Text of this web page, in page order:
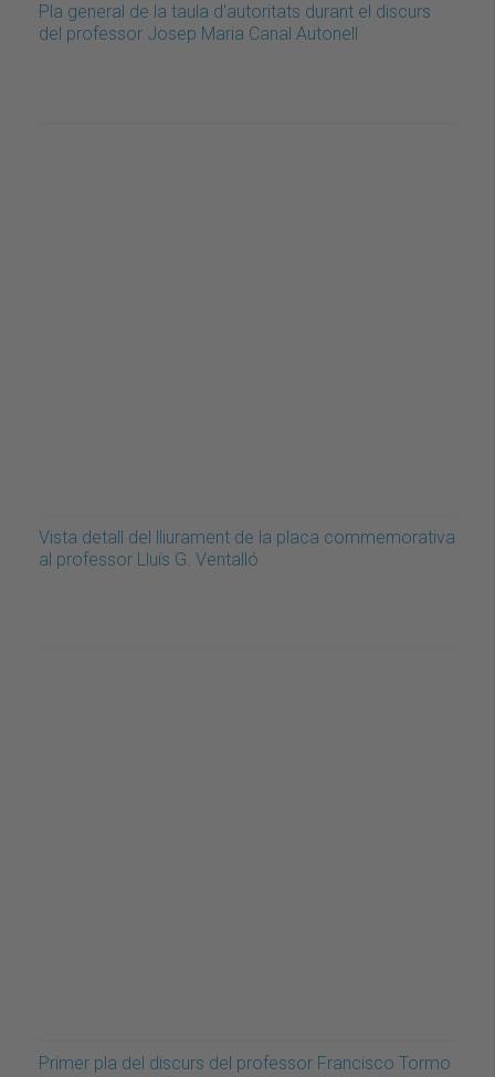
Pla general de la taula d'autoritats durant el discurs
del professor Josep Maria Canal Autonell
Vista detall del lliurament de la placa commemorativa
al professor Lluís G. Ventalló
Primer pla del discurs del professor Francisco Tormo